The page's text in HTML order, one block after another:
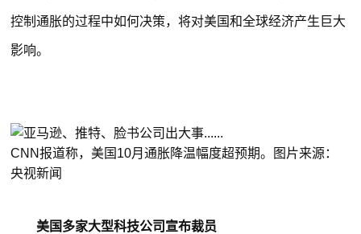
控制通胀的过程中如何决策，将对美国和全球经济产生巨大
影响。
CNN报道称，美国10月通胀降温幅度超预期。图片来源：
央视新闻
美国多家大型科技公司宣布裁员